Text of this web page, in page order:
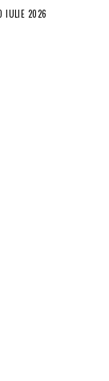
IULIE 2026